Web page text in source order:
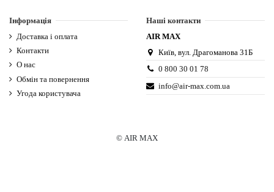
Інформація
Доставка і оплата
Контакти
О нас
Обмін та повернення
Угода користувача
Наші контакти
AIR MAX
Київ, вул. Драгоманова 31Б
0 800 30 01 78
info@air-max.com.ua
© AIR MAX